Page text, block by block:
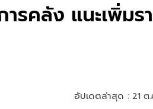
รคลัง แนะเพิ่มร
อัปเดตล่าสุด : 21 ต